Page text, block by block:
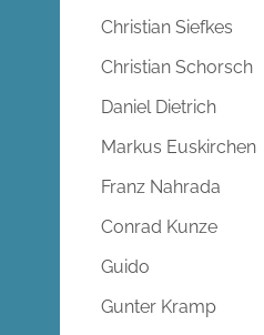
Christian Siefkes
Christian Schorsch
Daniel Dietrich
Markus Euskirchen
Franz Nahrada
Conrad Kunze
Guido
Gunter Kramp